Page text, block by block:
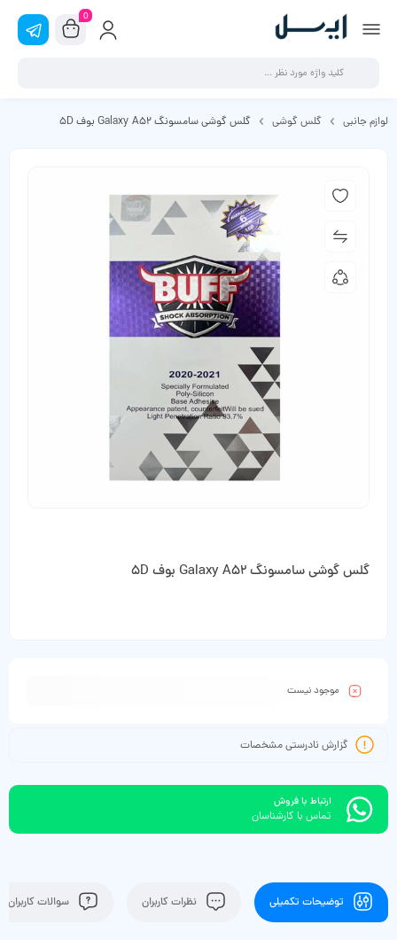
0
لوازم جانبی گلس گوشی گلس گوشی سامسونگ Galaxy A52 بوف 5D
گلس گوشی سامسونگ Galaxy A52 بوف 5D
موجود نیست
گزارش نادرستی مشخصات
ارتباط با فروش
تماس با کارشناسان
توضیحات تکمیلی نظرات کاربران سوالات کاربران